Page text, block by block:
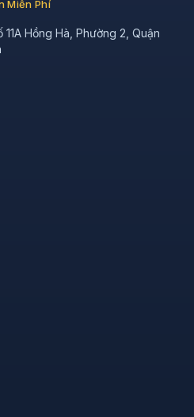
Miễn Phí
Hồng Hà, Phường 2, Quận